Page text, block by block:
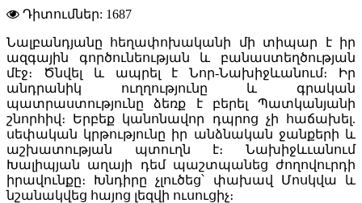
Դիտումներ: 1687
Նալբանդյանը հեղափոխականի մի տիպար է իր
ազգային գործունեության և բանաստեղծության
մէջ։ Ծնվել և ապրել է Նոր-Նախիջևանում։ Իր
անդրանիկ ուղղությունը և գրական
պատրաստությունը ձեռք է բերել Պատկանյանի
շնորհիվ։ Երբեք կանոնավոր դպրոց չի հաճախել.
սեփական կրթությունը իր անձնական ջանքերի և
աշխատության պտուղն է։ Նախիջևւանում
Խալիպյան աղայի դեմ պաշտպանեց ժողովուրդի
իրավունքը։ Խնդիրը չլուծեց՝ փախավ Մոսկվա և
նշանակվեց հայոց լեզվի ուսուցիչ։